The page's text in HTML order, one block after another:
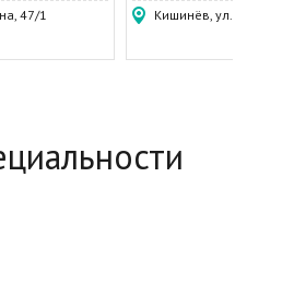
47/1 Кишинёв, ул.